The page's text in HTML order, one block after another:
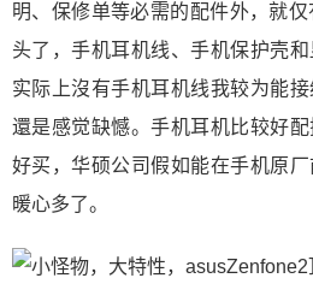
明、保修单等必需的配件外，就
头了，手机耳机线、手机保护壳和
实际上沒有手机耳机线我较为能
還是感觉缺憾。手机耳机比较好
好买，华硕公司假如能在手机原
暖心多了。